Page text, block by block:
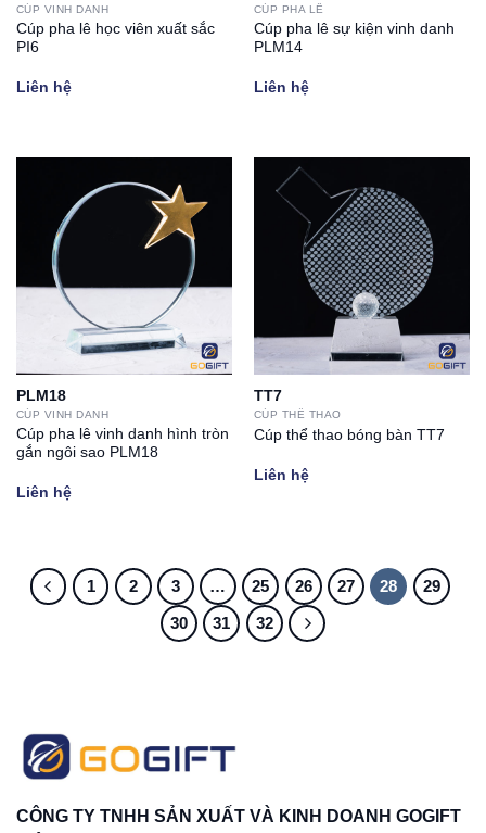
CÚP VINH DANH
Cúp pha lê học viên xuất sắc
PI6
Liên hệ
CÚP PHA LÊ
Cúp pha lê sự kiện vinh danh
PLM14
Liên hệ
PLM18
CÚP VINH DANH
Cúp pha lê vinh danh hình tròn
gắn ngôi sao PLM18
Liên hệ
TT7
CÚP THỂ THAO
Cúp thể thao bóng bàn TT7
Liên hệ
1 2 3 … 25 26 27 28
29
30
31 32
CÔNG TY TNHH SẢN XUẤT VÀ KINH DOANH GOGIFT